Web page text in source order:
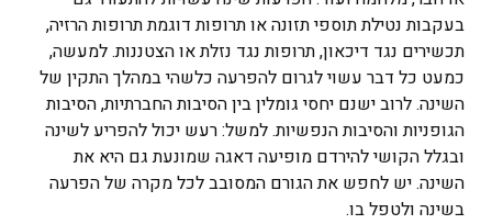
בעקבות נטילת תוספי תזונה או תרופות דוגמת תרופות הרזיה,
תכשירים נגד דיכאון, תרופות נגד נזלת או הצטננות. למעשה,
כמעט כל דבר עשוי לגרום להפרעה כלשהי במהלך התקין של
השינה. לרוב ישנם יחסי גומלין בין הסיבות החברתיות, הסיבות
הגופניות והסיבות הנפשיות. למשל: רעש יכול להפריע לשינה
ובגלל הקושי להירדם מופיעה דאגה שמונעת גם היא את
השינה. יש לחפש את הגורם המסובב לכל מקרה של הפרעה
בשינה ולטפל בו.